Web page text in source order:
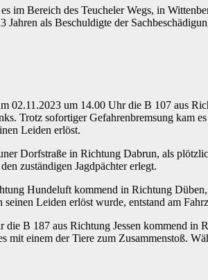
im Bereich des Teucheler Wegs, in
als Beschuldigte der
02.11.2023 um 14.00 Uhr die B 107 aus
Trotz sofortiger Gefahrenbremsung kam
Leiden erlöst.
Dorfstraße in Richtung Dabrun, als
zuständigen Jagdpächter erlegt.
Hundeluft kommend in Richtung
Leiden erlöst wurde, entstand am
B 187 aus Richtung Jessen kommend
einem der Tiere zum Zusammenstoß.